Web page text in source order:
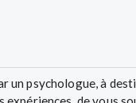
un psychologue, à